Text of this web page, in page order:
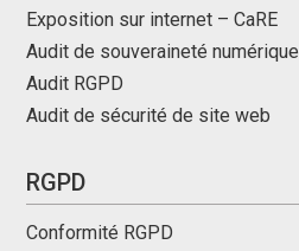
Exposition sur internet – CaRE
Audit de souveraineté numérique
Audit RGPD
Audit de sécurité de site web
RGPD
Conformité RGPD